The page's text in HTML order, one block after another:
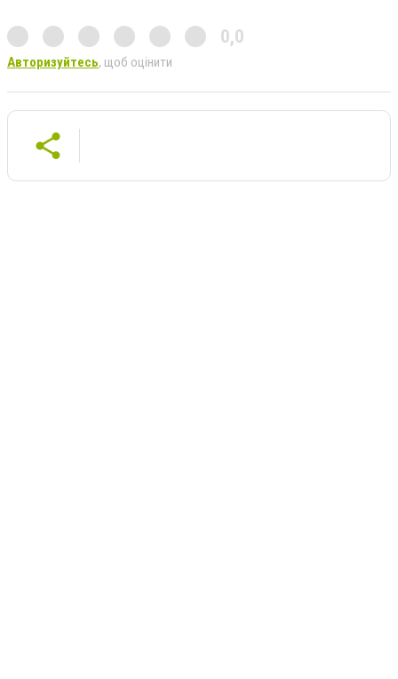
0,0
Авторизуйтесь, щоб оцінити